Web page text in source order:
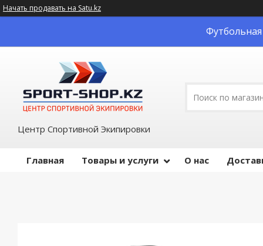
Начать продавать на Satu.kz
Футбольная
Центр Спортивной Экипировки
Главная Товары и услуги О нас